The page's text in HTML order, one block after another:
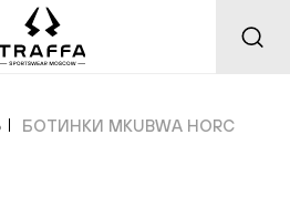
Каталог
О
БОТИНКИ MKUBWA HORC